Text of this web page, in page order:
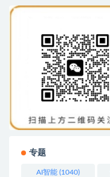
专题
AI智能 (1040)